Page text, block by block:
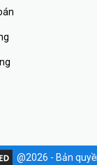
@2026 - Bản